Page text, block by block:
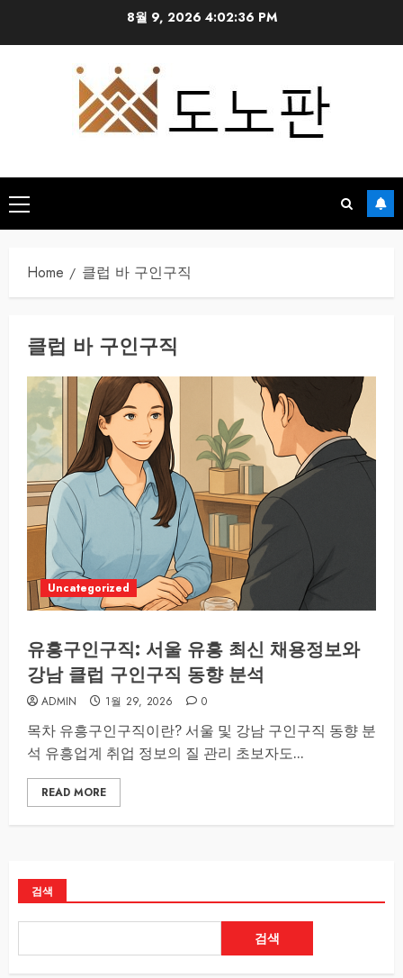
8월 9, 2026 4:02:36 PM
Primary
Menu
Home 클럽 바 구인구직
클럽 바 구인구직
Uncategorized
유흥구인구직: 서울 유흥 최신 채용정보와
강남 클럽 구인구직 동향 분석
ADMIN 1월 29, 2026 0
목차 유흥구인구직이란? 서울 및 강남 구인구직 동향 분
석 유흥업계 취업 정보의 질 관리 초보자도...
READ MORE
검색
검색